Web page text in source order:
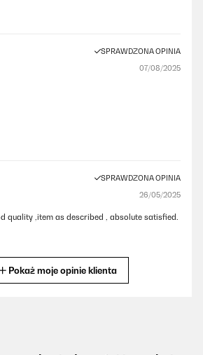
SPRAWDZONA OPINIA
07/08/2025
SPRAWDZONA OPINIA
26/05/2025
quality ,item as described , absolute satisfied.
Pokaż moje opinie klienta